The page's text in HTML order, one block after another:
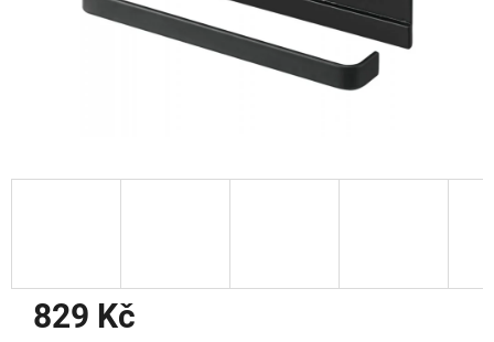
829 Kč